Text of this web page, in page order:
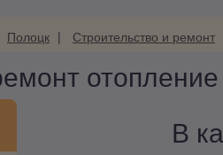
Полоцк Строительство и ремонт
В